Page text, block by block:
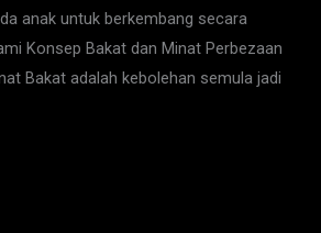
anak untuk berkembang secara
Konsep Bakat dan Minat Perbezaan
Bakat adalah kebolehan semula jadi